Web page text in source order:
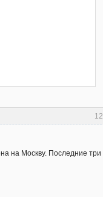
12
на Москву. Последние три